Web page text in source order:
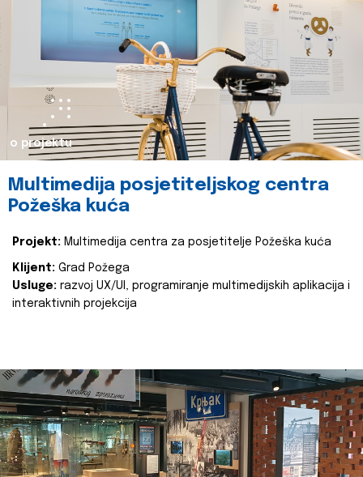
o projektu
Multimedija posjetiteljskog centra
Požeška kuća
Projekt: Multimedija centra za posjetitelje Požeška kuća
Klijent: Grad Požega
Usluge: razvoj UX/UI, programiranje multimedijskih aplikacija i
interaktivnih projekcija